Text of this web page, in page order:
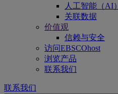
人工智能（AI）
关联数据
价值观
信赖与安全
访问EBSCOhost
浏览产品
联系我们
联系我们